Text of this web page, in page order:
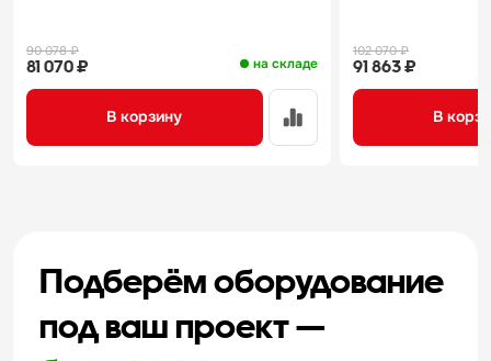
на складе
81 070 ₽
90 078 ₽
В корзину
91 863 ₽
102 070 ₽
В
Подберём оборудование
под ваш проект —